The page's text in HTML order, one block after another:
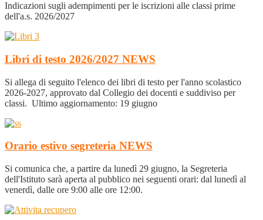
Indicazioni sugli adempimenti per le iscrizioni alle classi prime
dell'a.s. 2026/2027
Libri di testo 2026/2027 NEWS
Si allega di seguito l'elenco dei libri di testo per l'anno scolastico
2026-2027, approvato dal Collegio dei docenti e suddiviso per
classi. Ultimo aggiornamento: 19 giugno
Orario estivo segreteria NEWS
Si comunica che, a partire da lunedì 29 giugno, la Segreteria
dell'Istituto sarà aperta al pubblico nei seguenti orari: dal lunedì al
venerdì, dalle ore 9:00 alle ore 12:00.